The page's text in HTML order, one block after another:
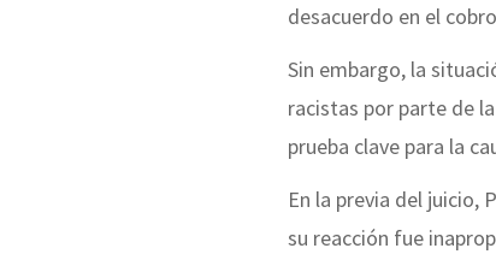
desacuerdo en el
Sin embargo, la
racistas por parte de
prueba clave para la
En la previa del juicio,
su reacción fue